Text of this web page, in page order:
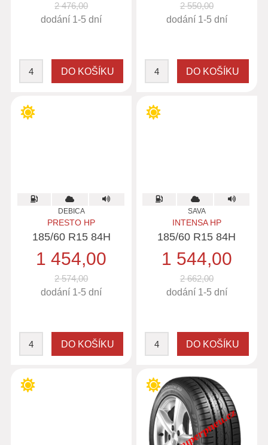
2 476,00
dodání 1-5 dní
2 550,00
dodání 1-5 dní
DEBICA
PRESTO HP
185/60 R15 84H
1 454,00
2 574,00
dodání 1-5 dní
SAVA
INTENSA HP
185/60 R15 84H
1 544,00
2 662,00
dodání 1-5 dní